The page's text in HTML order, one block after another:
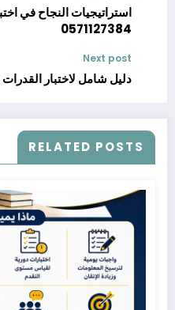
استراتيجيات النجاح في
0571127384
Next post
دليل شامل لاختبار
RELATED POSTS